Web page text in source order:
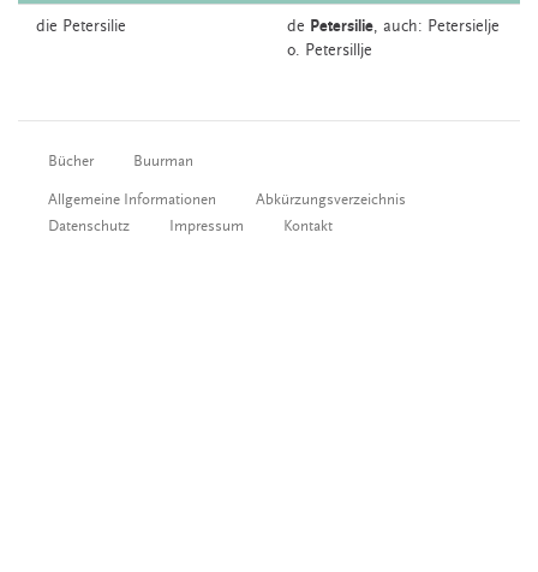
die Petersilie de Petersilie, auch: Petersielje
o. Petersillje
Bücher Buurman
Allgemeine Informationen
Abkürzungsverzeichnis
Datenschutz
Impressum Kontakt